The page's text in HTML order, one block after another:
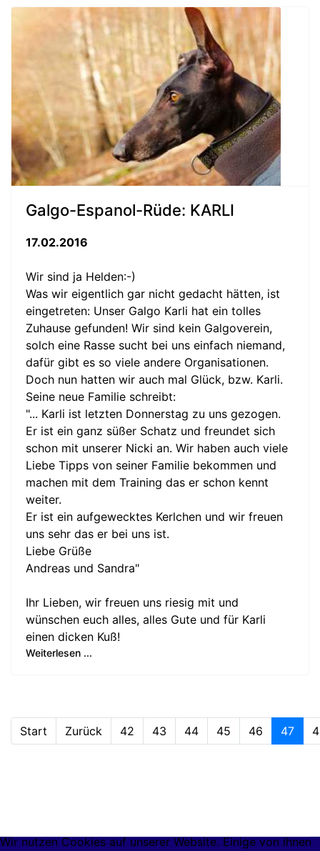
Galgo-Espanol-Rüde: KARLI
17.02.2016
Wir sind ja Helden:-)
Was wir eigentlich gar nicht gedacht hätten, ist
eingetreten: Unser Galgo Karli hat ein tolles
Zuhause gefunden! Wir sind kein Galgoverein,
solch eine Rasse sucht bei uns einfach niemand,
dafür gibt es so viele andere Organisationen.
Doch nun hatten wir auch mal Glück, bzw. Karli.
Seine neue Familie schreibt:
"... Karli ist letzten Donnerstag zu uns gezogen.
Er ist ein ganz süßer Schatz und freundet sich
schon mit unserer Nicki an. Wir haben auch viele
Liebe Tipps von seiner Familie bekommen und
machen mit dem Training das er schon kennt
weiter.
Er ist ein aufgewecktes Kerlchen und wir freuen
uns sehr das er bei uns ist.
Liebe Grüße
Andreas und Sandra"
Ihr Lieben, wir freuen uns riesig mit und
wünschen euch alles, alles Gute und für Karli
einen dicken Kuß!
Weiterlesen ...
Start Zurück 42 43 44 45 46 47
Wir nutzen Cookies auf unserer Website. Einige von ihnen